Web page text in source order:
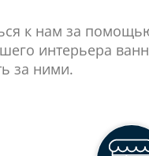
к нам за
интерьера
за ними.